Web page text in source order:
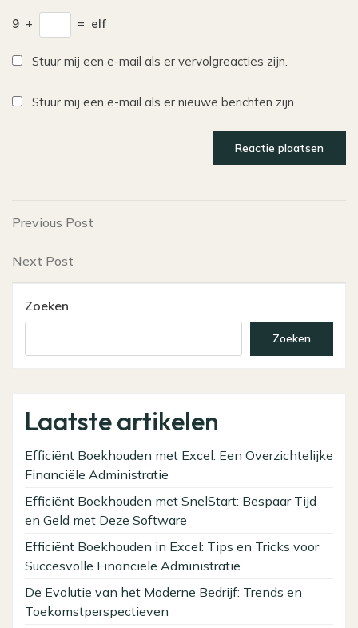
9 + = elf
Stuur mij een e-mail als er vervolgreacties zijn.
Stuur mij een e-mail als er nieuwe berichten zijn.
Bericht
navigatie
Previous
Previous Post
Next
Next Post
Zoeken
Zoeken
Laatste artikelen
Efficiënt Boekhouden met Excel: Een Overzichtelijke
Financiële Administratie
Efficiënt Boekhouden met SnelStart: Bespaar Tijd
en Geld met Deze Software
Efficiënt Boekhouden in Excel: Tips en Tricks voor
Succesvolle Financiële Administratie
De Evolutie van het Moderne Bedrijf: Trends en
Toekomstperspectieven